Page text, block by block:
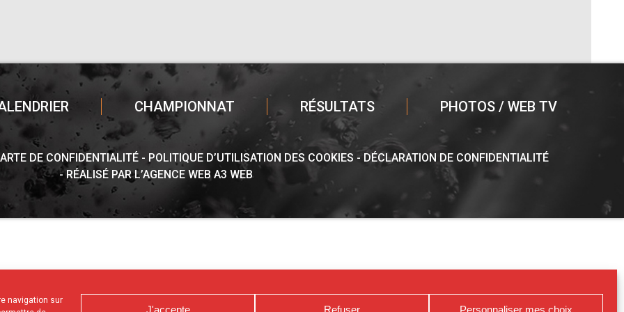
navigation sur
J'accepte Refuser Personnaliser mes choix
CHAMPIONNAT RÉSULTATS PHOTOS / WEB TV
DE CONFIDENTIALITÉ POLITIQUE D’UTILISATION DES COOKIES
DÉCLARATION DE CONFIDENTIALITÉ
RÉALISÉ PAR L’AGENCE WEB A3 WEB